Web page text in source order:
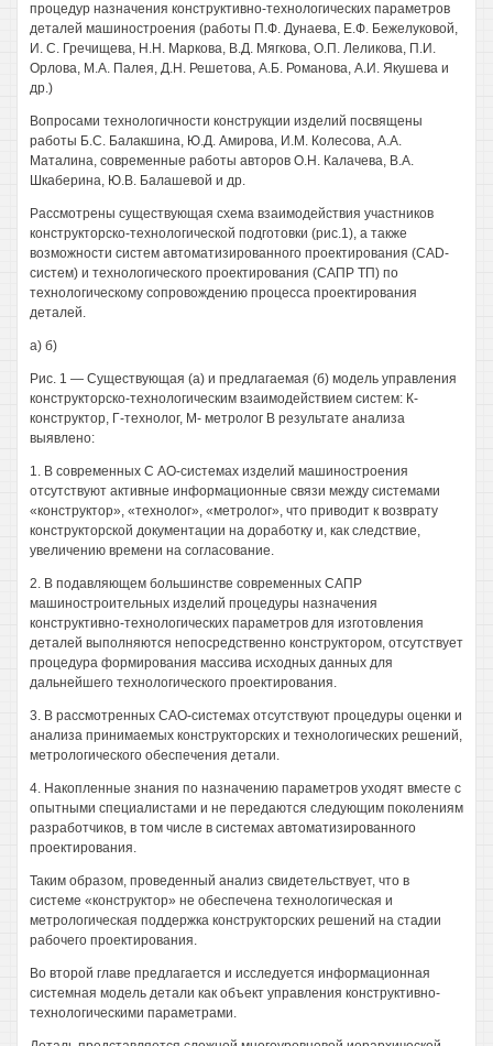
процедур назначения конструктивно-технологических параметров
деталей машиностроения (работы П.Ф. Дунаева, Е.Ф. Бежелуковой,
И. С. Гречищева, H.H. Маркова, В.Д. Мягкова, О.П. Леликова, П.И.
Орлова, М.А. Палея, Д.Н. Решетова, А.Б. Романова, А.И. Якушева и
др.)
Вопросами технологичности конструкции изделий посвящены
работы Б.С. Балакшина, Ю.Д. Амирова, И.М. Колесова, A.A.
Маталина, современные работы авторов О.Н. Калачева, В.А.
Шкаберина, Ю.В. Балашевой и др.
Рассмотрены существующая схема взаимодействия участников
конструкторско-технологической подготовки (рис.1), а также
возможности систем автоматизированного проектирования (CAD-
систем) и технологического проектирования (САПР ТП) по
технологическому сопровождению процесса проектирования
деталей.
а) б)
Рис. 1 — Существующая (а) и предлагаемая (б) модель управления
конструкторско-технологическим взаимодействием систем: К-
конструктор, Г-технолог, М- метролог В результате анализа
выявлено:
1. В современных С АО-системах изделий машиностроения
отсутствуют активные информационные связи между системами
«конструктор», «технолог», «метролог», что приводит к возврату
конструкторской документации на доработку и, как следствие,
увеличению времени на согласование.
2. В подавляющем большинстве современных САПР
машиностроительных изделий процедуры назначения
конструктивно-технологических параметров для изготовления
деталей выполняются непосредственно конструктором, отсутствует
процедура формирования массива исходных данных для
дальнейшего технологического проектирования.
3. В рассмотренных САО-системах отсутствуют процедуры оценки и
анализа принимаемых конструкторских и технологических решений,
метрологического обеспечения детали.
4. Накопленные знания по назначению параметров уходят вместе с
опытными специалистами и не передаются следующим поколениям
разработчиков, в том числе в системах автоматизированного
проектирования.
Таким образом, проведенный анализ свидетельствует, что в
системе «конструктор» не обеспечена технологическая и
метрологическая поддержка конструкторских решений на стадии
рабочего проектирования.
Во второй главе предлагается и исследуется информационная
системная модель детали как объект управления конструктивно-
технологическими параметрами.